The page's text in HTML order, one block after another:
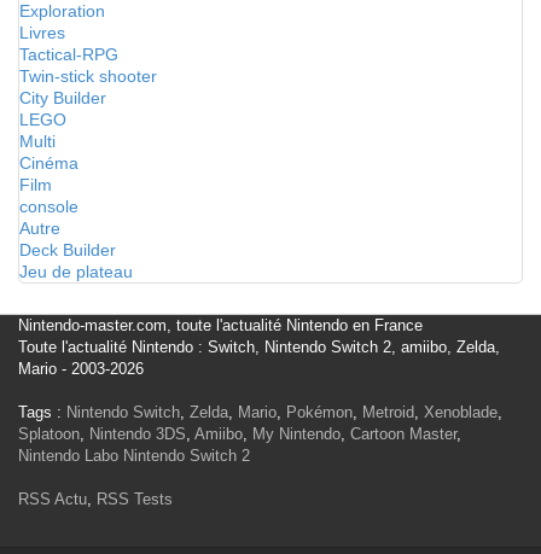
Exploration
Livres
Tactical-RPG
Twin-stick shooter
City Builder
LEGO
Multi
Cinéma
Film
console
Autre
Deck Builder
Jeu de plateau
Nintendo-master.com, toute l'actualité Nintendo en France
Toute l'actualité Nintendo : Switch, Nintendo Switch 2, amiibo, Zelda,
Mario - 2003-2026
Tags : Nintendo Switch, Zelda, Mario, Pokémon, Metroid, Xenoblade,
Splatoon, Nintendo 3DS, Amiibo, My Nintendo, Cartoon Master,
Nintendo Labo Nintendo Switch 2
RSS Actu, RSS Tests